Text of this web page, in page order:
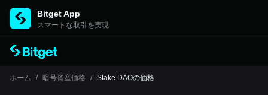
Bitget App
スマートな取引を実現
ホーム / 暗号資産価格 / Stake DAOの価格